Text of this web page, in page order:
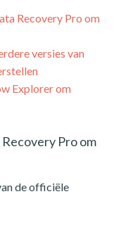
Recovery Pro om
versies van
Explorer om
Pro om
de officiële